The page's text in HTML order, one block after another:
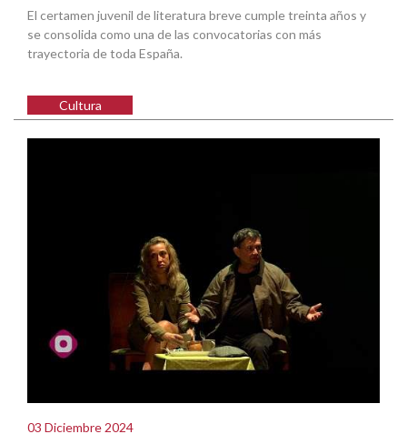
El certamen juvenil de literatura breve cumple treinta años y
se consolida como una de las convocatorias con más
trayectoria de toda España.
Cultura
03 Diciembre 2024